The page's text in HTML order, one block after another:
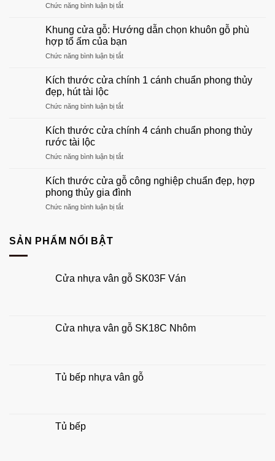
Chức năng bình luận bị tắtở
mẫu
gỗ
phòng
đẹp
nhất
Khung cửa gỗ: Hướng dẫn chọn khuôn gỗ phù
hợp tổ ấm của bạn
Chức năng bình luận bị tắtở
cửa
dẫn
khuôn
hợp
ấm
của
Kích thước cửa chính 1 cánh chuẩn phong thủy
đẹp, hút tài lộc
Chức năng bình luận bị tắtở
thước
1
chuẩn
phong
đẹp,
Kích thước cửa chính 4 cánh chuẩn phong thủy
rước tài lộc
Chức năng bình luận bị tắtở
thước
cửa
chính
4
lộc
Kích thước cửa gỗ công nghiệp chuẩn đẹp, hợp
phong thủy gia đình
Chức năng bình luận bị tắtở
chuẩn
thủy
gia
SẢN PHẨM NỔI BẬT
Cửa nhựa vân gỗ SK03F Ván
Cửa nhựa vân gỗ SK18C Nhôm
Tủ bếp nhựa vân gỗ
Tủ bếp